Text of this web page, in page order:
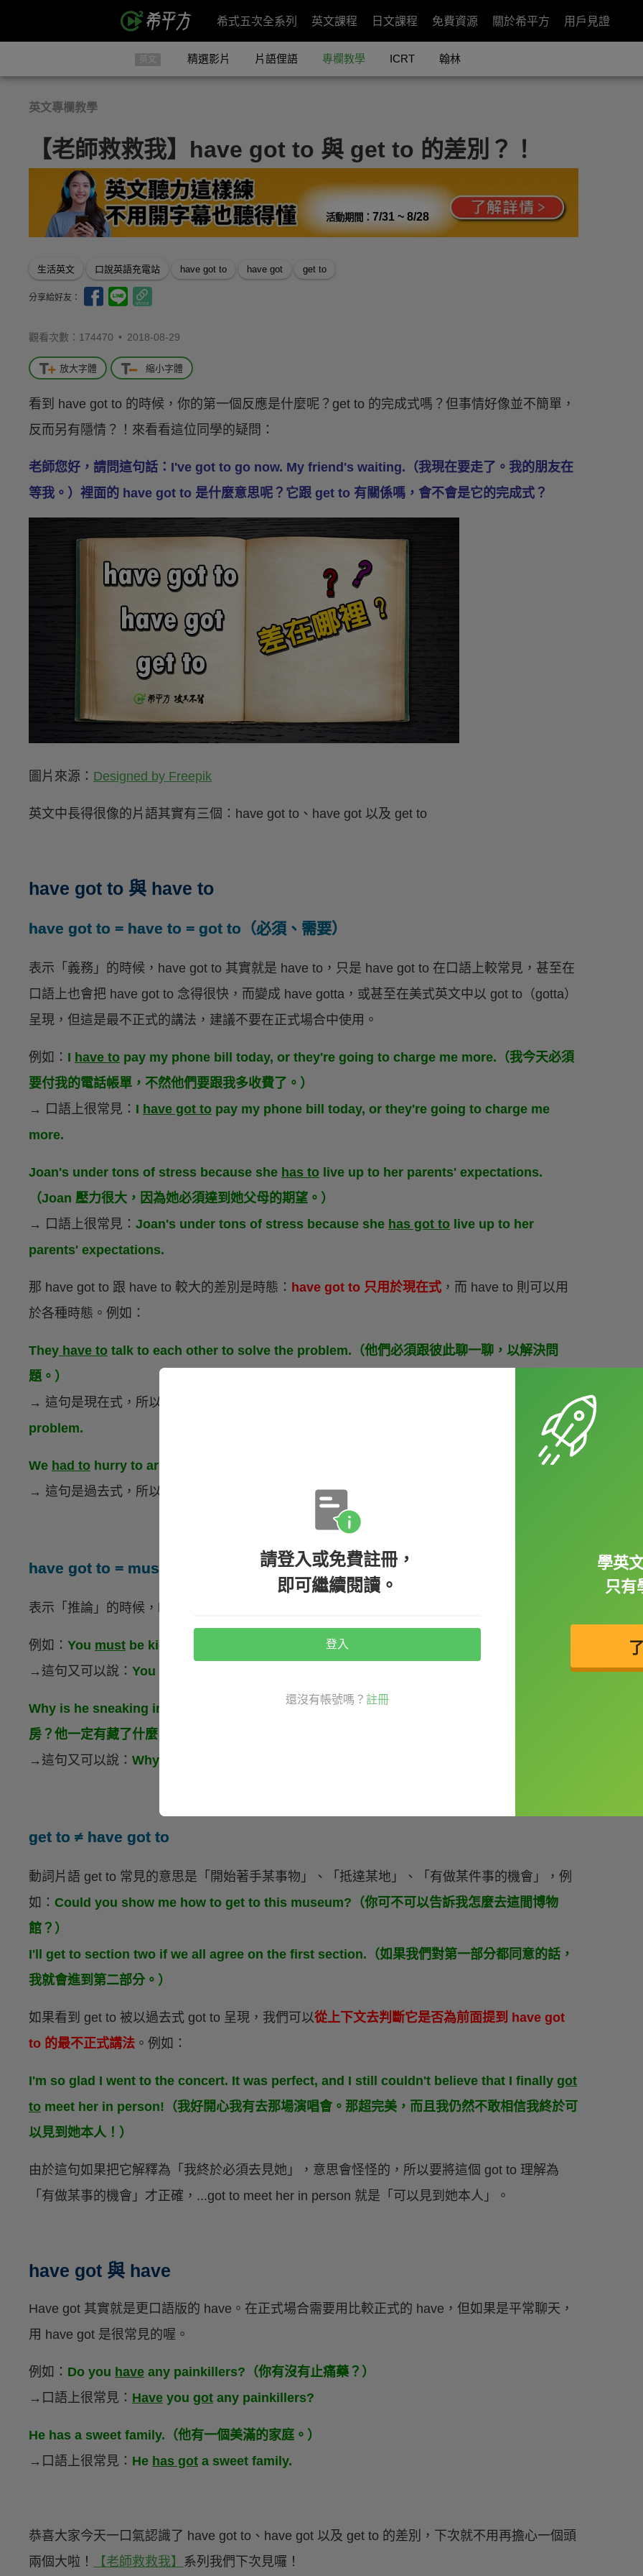
希式五次全系列 英文課程 日文課程 免費資源 關於希平方 用戶見證
英文 精選影片 片語俚語 專欄教學 ICRT 翰林
英文專欄教學
【老師救救我】have got to 與 get to 的差別？！
活動期間： 7/31 ~ 8/28
生活英文 口說英語充電站 have got to have got get to
分享給好友：
觀看次數：174470 • 2018-08-29
放大字體 縮小字體
看到 have got to 的時候，你的第一個反應是什麼呢？get to 的完成式嗎？但事情好像並不簡單，
反而另有隱情？！來看看這位同學的疑問：
老師您好，請問這句話：I've got to go now. My friend's waiting.（我現在要走了。我的朋友在
等我。）裡面的 have got to 是什麼意思呢？它跟 get to 有關係嗎，會不會是它的完成式？
圖片來源： Designed by Freepik
英文中長得很像的片語其實有三個：have got to、have got 以及 get to
have got to 與 have to
have got to = have to = got to（必須、需要）
表示「義務」的時候，have got to 其實就是 have to，只是 have got to 在口語上較常見，甚至在
口語上也會把 have got to 念得很快，而變成 have gotta，或甚至在美式英文中以 got to（gotta）
呈現，但這是最不正式的講法，建議不要在正式場合中使用。
例如： I have to pay my phone bill today, or they're going to charge me more.（我今天必須
要付我的電話帳單，不然他們要跟我多收費了。）
→ 口語上很常見： I have got to pay my phone bill today, or they're going to charge me
more.
Joan's under tons of stress because she has to live up to her parents' expectations.
（Joan 壓力很大，因為她必須達到她父母的期望。）
→ 口語上很常見： Joan's under tons of stress because she has got to live up to her
parents' expectations.
那 have got to 跟 have to 較大的差別是時態： have got to 只用於現在式 ，而 have to 則可以用
於各種時態。例如：
They have to talk to each other to solve the problem.（他們必須跟彼此聊一聊，以解決問
題。）
→ 這句是現在式，所以口語上又可以說：
problem.
We had to hurry to arrive at the airport in time.（我們必須趕路以及時抵達機場。）
→ 這句是過去式，所以 had to 的部份並不能以 had got to 替換。
have got to = must（一定）
表示「推論」的時候，have got to 就不是 have to 的意思囉，而是指 must。
例如： You must be kidding right now.（你現在一定是在開玩笑。）
→這句又可以說： You
Why is he sneaking into the kitchen? He must be hiding something.（他為什麼要溜進廚
房？他一定有藏了什麼。）
→這句又可以說： Why is he sneaking into the kitchen? He
get to ≠ have got to
動詞片語 get to 常見的意思是「開始著手某事物」、「抵達某地」、「有做某件事的機會」，例
如： Could you show me how to get to this museum?（你可不可以告訴我怎麼去這間博物
館？）
I'll get to section two if we all agree on the first section.（如果我們對第一部分都同意的話，
我就會進到第二部分。）
如果看到 get to 被以過去式 got to 呈現，我們可以從上下文去判斷它是否為前面提到 have got
to 的最不正式講法 。例如：
I'm so glad I went to the concert. It was perfect, and I still couldn't believe that I finally got
to meet her in person!（我好開心我有去那場演唱會。那超完美，而且我仍然不敢相信我終於可
以見到她本人！）
由於這句如果把它解釋為「我終於必須去見她」，意思會怪怪的，所以要將這個 got to 理解為
「有做某事的機會」才正確，...got to meet her in person 就是「可以見到她本人」。
have got 與 have
Have got 其實就是更口語版的 have。在正式場合需要用比較正式的 have，但如果是平常聊天，
用 have got 是很常見的喔。
例如： Do you have any painkillers?（你有沒有止痛藥？）
→口語上很常見： Have you got any painkillers?
He has a sweet family.（他有一個美滿的家庭。）
→口語上很常見： He has got a sweet family.
恭喜大家今天一口氣認識了 have got to、have got 以及 get to 的差別，下次就不用再擔心一個頭
兩個大啦！
【老師救救我】 系列我們下次見囉！
請登入或免費註冊，
即可繼續閱讀。
登入
還沒有帳號嗎？ 註冊
學英
只有